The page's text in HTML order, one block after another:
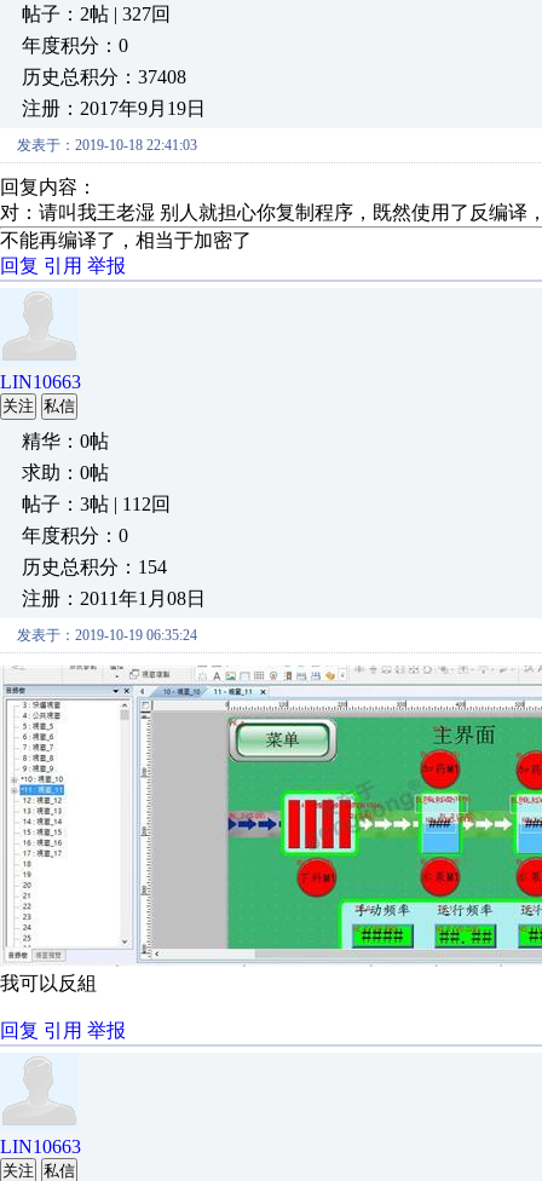
帖子：2帖 | 327回
年度积分：0
历史总积分：37408
注册：2017年9月19日
发表于：2019-10-18 22:41:03
回复内容：
对：请叫我王老湿 别人就担心你复制程序，既然使用了反编
不能再编译了，相当于加密了
回复 引用 举报
LIN10663
关注 私信
精华：0帖
求助：0帖
帖子：3帖 | 112回
年度积分：0
历史总积分：154
注册：2011年1月08日
发表于：2019-10-19 06:35:24
我可以反組
回复 引用 举报
LIN10663
关注 私信